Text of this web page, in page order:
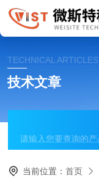
TECHNICAL ARTICLES
技术文章
当前位置：首页